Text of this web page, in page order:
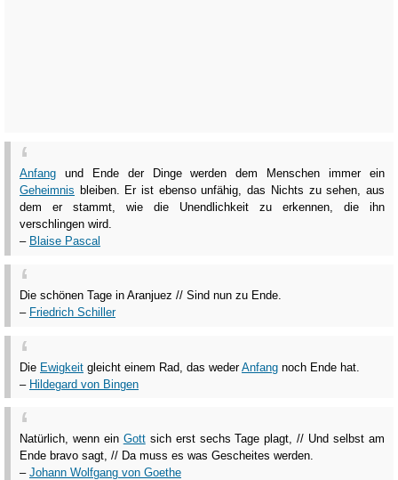
Anfang und Ende der Dinge werden dem Menschen immer ein
Geheimnis bleiben. Er ist ebenso unfähig, das Nichts zu sehen, aus
dem er stammt, wie die Unendlichkeit zu erkennen, die ihn
verschlingen wird.
– Blaise Pascal
Die schönen Tage in Aranjuez // Sind nun zu Ende.
– Friedrich Schiller
Die Ewigkeit gleicht einem Rad, das wederAnfang noch Ende hat.
– Hildegard von Bingen
Natürlich, wenn ein Gottsich erst sechs Tage plagt, // Und selbst am
Ende bravo sagt, // Da muss es was Gescheites werden.
– Johann Wolfgang von Goethe